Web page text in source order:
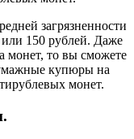
загрязненности
150 рублей. Даже
монет, то вы сможете
купюры на
монет.